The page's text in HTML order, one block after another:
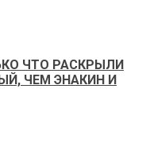
ЧТО РАСКРЫЛИ
ЧЕМ ЭНАКИН И